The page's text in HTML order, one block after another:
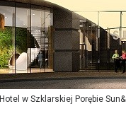
Hotel w Szklarskiej Porębie